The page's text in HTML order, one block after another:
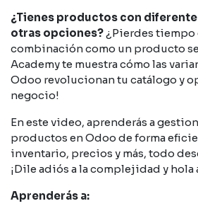
¿Tienes productos con
otras opciones?¿Pierdes
combinación como un producto
Academy te muestra cómo las
Odoo revolucionan tu catálogo y
negocio!
En este video, aprenderás a
productos en Odoo de forma
inventario, precios y más, todo
¡Dile adiós a la complejidad y
Aprenderás a: